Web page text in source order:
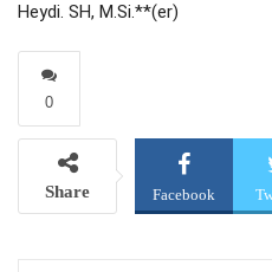
Heydi. SH, M.Si.**(er)
0
Share Facebook